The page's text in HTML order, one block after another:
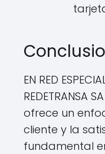
EN RED
REDETRANSA
ofrece un
cliente y la
fundamental